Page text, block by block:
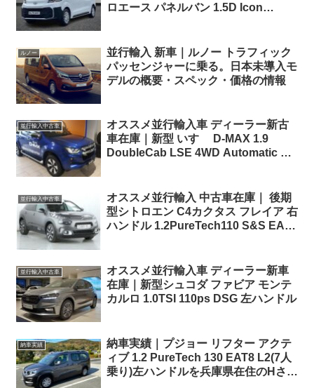
ロエース パネルバン 1.5D Icon
ルノー
並行輸入 新車｜ルノー トラフィック
パッセンジャーに乗る。日本未導入モ
デルの概要・スペック・価格の情報
並行輸入中古車
オススメ並行輸入車 ディーラー新古
車在庫｜新型 いすゞ D-MAX 1.9
DoubleCab LSE 4WD Automatic 左
並行輸入中古車
オススメ並行輸入 中古車在庫｜ 後期
型シトロエン C4カクタス フレイア 右
ハンドル 1.2PureTech110 S&S EAT6
並行輸入中古車
オススメ並行輸入車 ディーラー新車
在庫｜新型シュコダ ファビア モンテ
カルロ 1.0TSI 110ps DSG 左ハンドル
納車実績
納車実績｜プジョー リフター アクテ
ィブ 1.2 PureTech 130 EAT8 L2(7人
乗り)左ハンドルを兵庫県在住のHさま